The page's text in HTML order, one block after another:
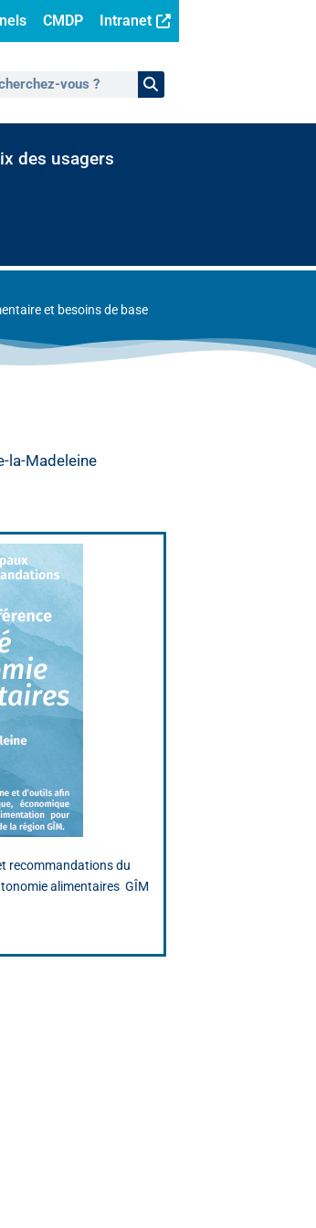
CMDP Intranet
des usagers
et besoins de base
la-Madeleine
recommandations du
alimentaires GÎM